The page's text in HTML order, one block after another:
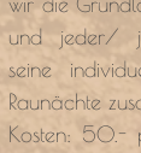
und jeder/
seine
Raunächte
Kosten: 50.-